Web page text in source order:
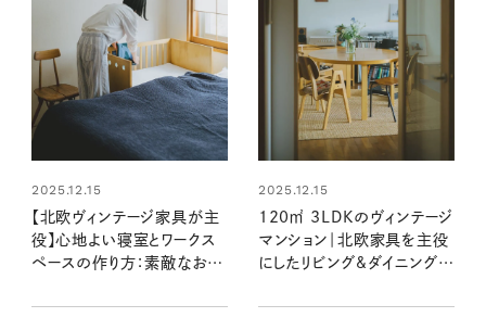
2025.12.15
【北欧ヴィンテージ家具が主
役】心地よい寝室とワークス
ペースの作り方：素敵なおう
2025.12.15
120㎡ 3LDKのヴィンテージ
マンション｜北欧家具を主役
にしたリビング&ダイニング：
さん宅 前編